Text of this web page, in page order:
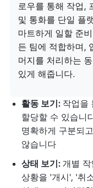
로우를 통해 작업,
및 통화를 단일 플
마트하게 일할 준
든 팀에 적합하며,
머지를 처리하는
있게 해줍니다.
활동 보기: 작업을
할당할 수 있습니
명확하게 구분되
않습니다
상태 보기: 개별
상황을 '개시', '취